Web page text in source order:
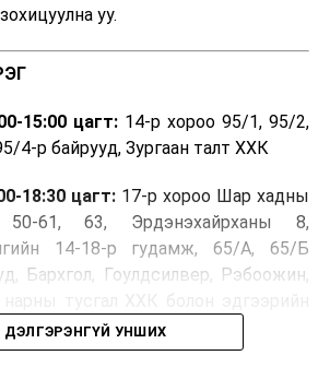
уу.
15:00 цагт:14-р хороо 95/1, 95/2,
4-р байрууд, Зургаан талт ХХК
18:30 цагт:17-р хороо Шар хадны
50-61, 63, Эрдэнэхайрханы 8,
14-18-р гудамж, 65/А, 65/Б
Бархгол, Гоулдсилвер, Рэбоожин,
ДЭЛГЭРЭНГҮЙ УНШИХ